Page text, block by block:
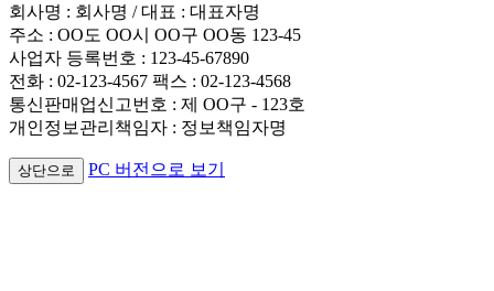
회사명 : 회사명 / 대표 : 대표자명
주소 : OO도 OO시 OO구 OO동 123-45
사업자 등록번호 : 123-45-67890
전화 : 02-123-4567 팩스 : 02-123-4568
통신판매업신고번호 : 제 OO구 - 123호
개인정보관리책임자 : 정보책임자명
상단으로 PC 버전으로 보기